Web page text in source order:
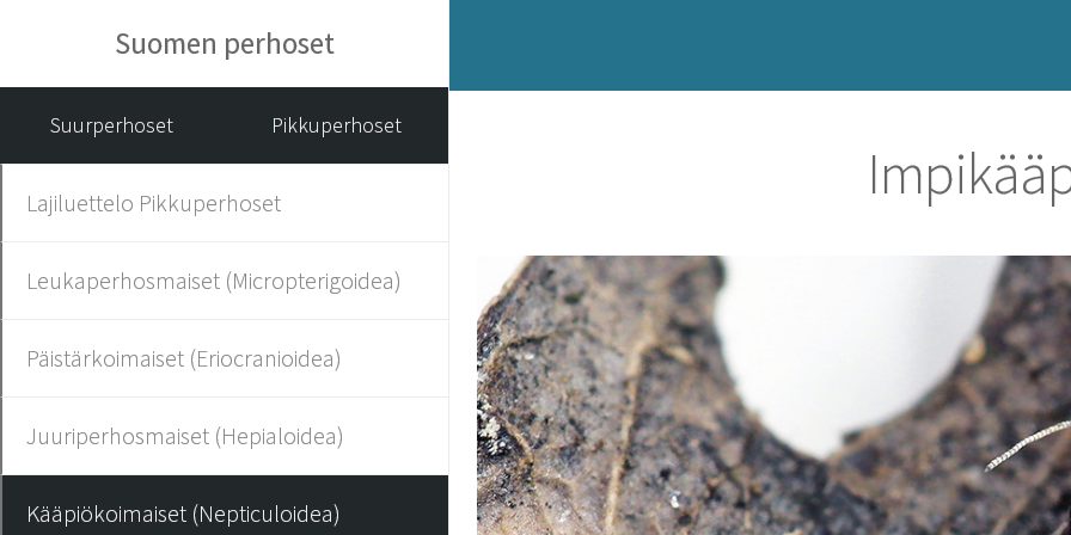
Suomen perhoset
Suurperhoset Pikkuperhoset
Lajiluettelo Pikkuperhoset
Leukaperhosmaiset (Micropterigoidea)
Päistärkoimaiset (Eriocranioidea)
Juuriperhosmaiset (Hepialoidea)
Kääpiökoimaiset (Nepticuloidea)